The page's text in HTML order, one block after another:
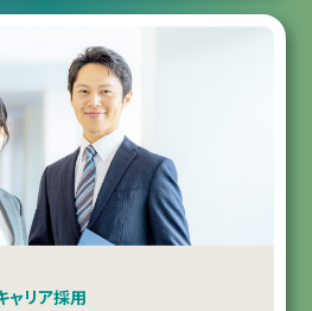
ャリア採用